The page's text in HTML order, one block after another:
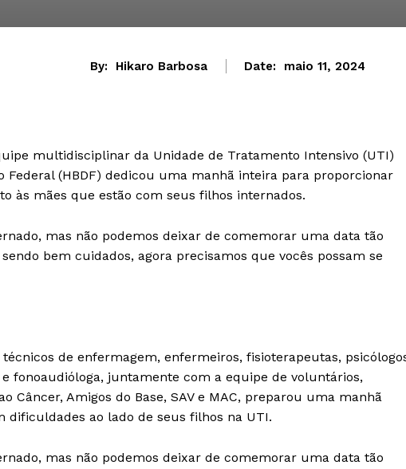
By: Hikaro Barbosa Date: maio 11, 2024
multidisciplinar da Unidade de Tratamento Intensivo (UTI)
Federal (HBDF) dedicou uma manhã inteira para proporcionar
às mães que estão com seus filhos internados.
mas não podemos deixar de comemorar uma data tão
bem cuidados, agora precisamos que vocês possam se
de enfermagem, enfermeiros, fisioterapeutas,
fonoaudióloga, juntamente com a equipe de voluntários,
Câncer, Amigos do Base, SAV e MAC, preparou uma manhã
dificuldades ao lado de seus filhos na UTI.
mas não podemos deixar de comemorar uma data tão